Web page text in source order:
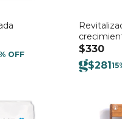
OFF $330
$281